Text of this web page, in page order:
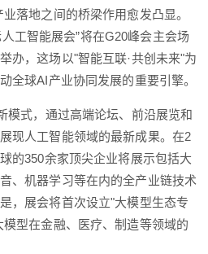
落地之间的桥梁作用愈发凸显。
工智能展会”将在G20峰会主会场
，这场以"智能互联·共创未来"为
全球AI产业协同发展的重要引擎。
模式，通过高端论坛、前沿展览和
现人工智能领域的最新成果。在2
的350余家顶尖企业将展示包括大
、机器学习等在内的全产业链技术
，展会将首次设立"大模型生态专
型在金融、医疗、制造等领域的